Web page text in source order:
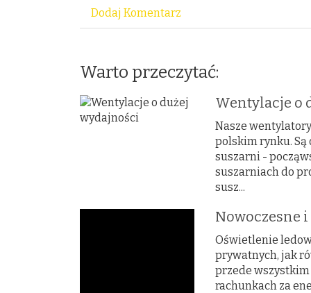
Dodaj Komentarz
Warto przeczytać:
Wentylacje o
Nasze
polskim rynku.
suszarni -
suszarniach do
susz...
Nowoczesne
Oświetlenie
prywatnych, jak
przede
rachunkach za